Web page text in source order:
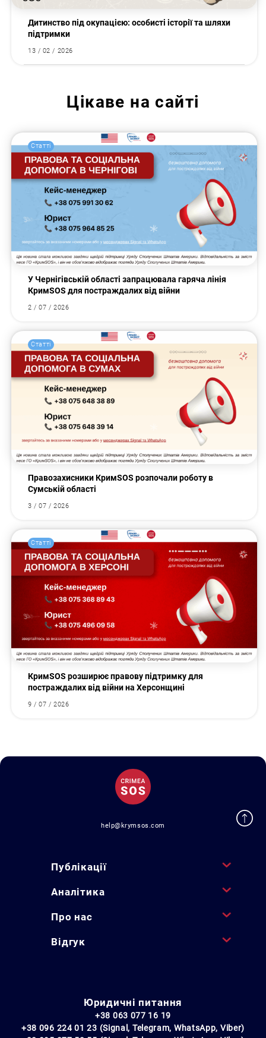
Дитинство під окупацією: особисті історії та шляхи
підтримки
13 / 02 / 2026
Цікаве на сайті
Статті
У Чернігівській області запрацювала гаряча лінія
КримSOS для постраждалих від війни
2 / 07 / 2026
Статті
Правозахисники КримSOS розпочали роботу в
Сумській області
3 / 07 / 2026
Статті
КримSOS розширює правову підтримку для
постраждалих від війни на Херсонщині
9 / 07 / 2026
help@krymsos.com
Публікації
Аналітика
Про нас
Відгук
Юридичні питання
+38 063 077 16 19
+38 096 224 01 23 (Signal, Telegram, WhatsApp, Viber)